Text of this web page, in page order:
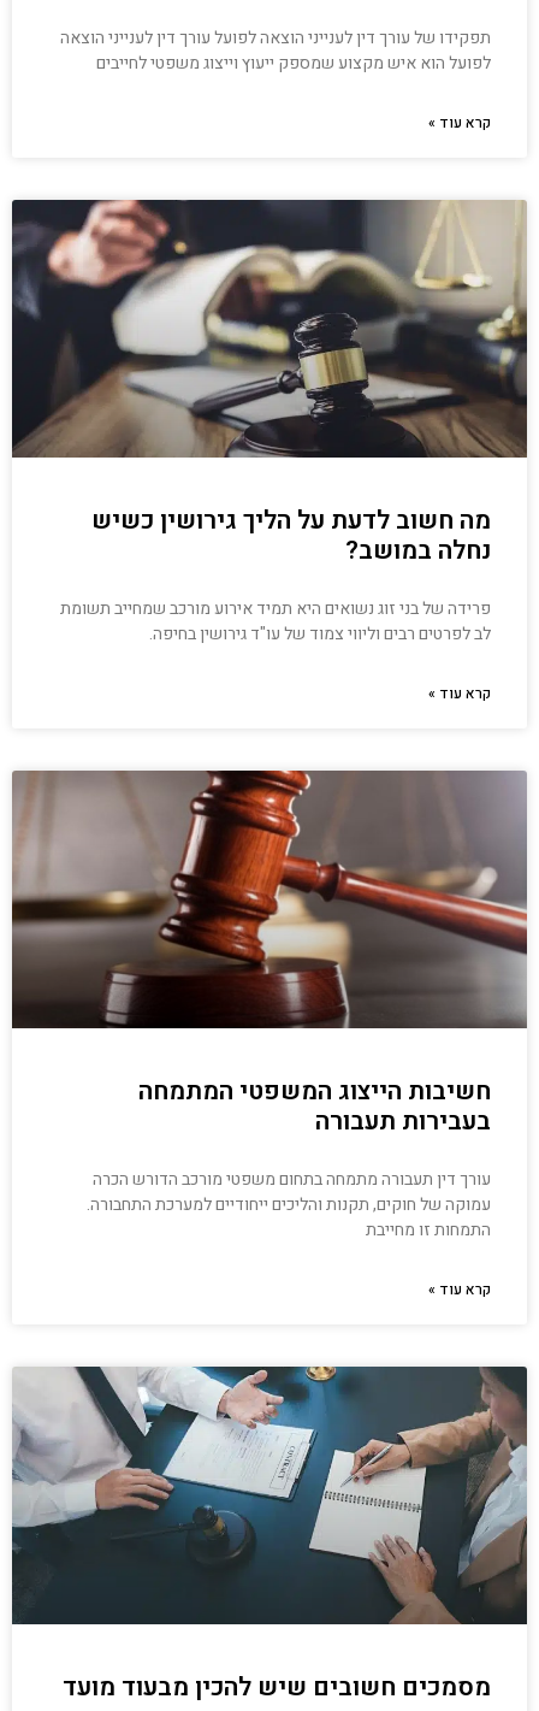
תפקידו של עורך דין לענייני הוצאה לפועל עורך דין לענייני הוצאה
לפועל הוא איש מקצוע שמספק ייעוץ וייצוג משפטי לחייבים
קרא עוד »
מה חשוב לדעת על הליך גירושין כשיש
נחלה במושב?
פרידה של בני זוג נשואים היא תמיד אירוע מורכב שמחייב תשומת
לב לפרטים רבים וליווי צמוד של עו"ד גירושין בחיפה.
קרא עוד »
חשיבות הייצוג המשפטי המתמחה
בעבירות תעבורה
עורך דין תעבורה מתמחה בתחום משפטי מורכב הדורש הכרה
עמוקה של חוקים, תקנות והליכים ייחודיים למערכת התחבורה.
התמחות זו מחייבת
קרא עוד »
מסמכים חשובים שיש להכין מבעוד מועד